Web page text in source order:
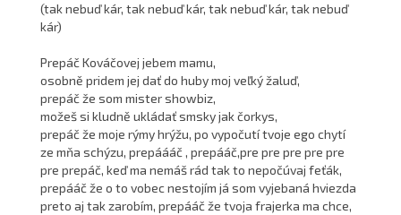
(tak nebuď kár, tak nebuď kár, tak nebuď kár, tak nebuď
kár)
Prepáč Kováčovej jebem mamu,
osobně pridem jej dať do huby moj veľký žaluď,
prepáč že som mister showbiz,
možeš si kludně ukládať smsky jak čorkys,
prepáč že moje rýmy hrýžu, po vypočutí tvoje ego chytí
ze mňa schýzu, prepáááč , prepááč,pre pre pre pre pre
pre prepáč, keď ma nemáš rád tak to nepočúvaj feťák,
prepááč že o to vobec nestojím já som vyjebaná hviezda
preto aj tak zarobím, prepááč že tvoja frajerka ma chce,